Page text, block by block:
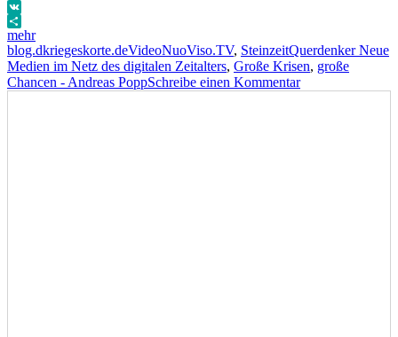
WhatsApp
VK
mehr
Autor
blog.dkriegeskorte.deVeröffentlicht
am
Format
VideoKategorien
NuoViso.TV, SteinzeitSchlagwörter
Querdenker Neue
Medien im Netz des digitalen Zeitalters, Große Krisen, große
Chancen - Andreas PoppSchreibe einen Kommentarzu